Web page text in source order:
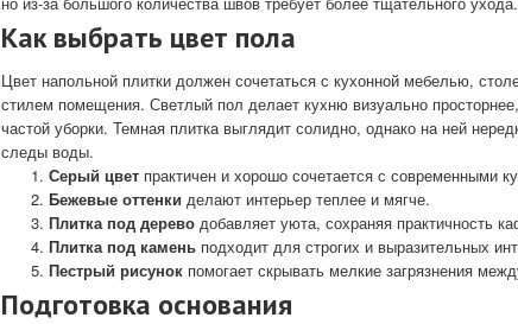
Как выбрать цвет пола
Цвет напольной плитки должен сочетаться с кухонной мебелью,
стилем помещения. Светлый пол делает кухню визуально
частой уборки. Темная плитка выглядит солидно, однако на ней
следы воды.
Серый цвет практичен и хорошо сочетается с современными
Бежевые оттенки делают интерьер теплее и мягче.
Плитка под дерево добавляет уюта, сохраняя практичность
Плитка под камень подходит для строгих и выразительных
Пестрый рисунок помогает скрывать мелкие загрязнения
Подготовка основания